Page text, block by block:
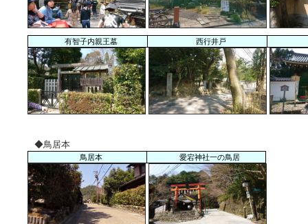
有智子内親王墓 西行井戸
◆鳥居本
鳥居本 愛宕神社一の鳥居